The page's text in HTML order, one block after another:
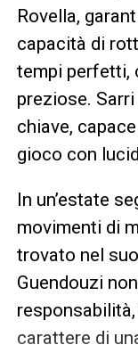
Rovella,
capacità di
tempi perfetti,
preziose.
chiave,
gioco con
In un’estate
movimenti di
trovato nel
Guendouzi
carattere di